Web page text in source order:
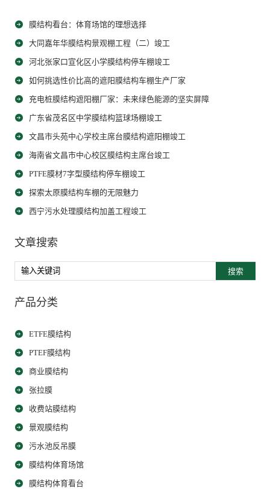
膜结构看台：体育场馆的理想选择
大同嘉年华膜结构景观棚工程（二）竣工
河北张家口宣化区小学膜结构停车棚竣工
如何挑选性价比高的遮阳膜结构车棚生产厂家
充电桩膜结构遮阳棚厂家：未来绿色能源的坚实屏障
广东省茂名区中学膜结构篮球场棚竣工
文昌市头苑中心学校主席台膜结构遮阳棚竣工
海南省文昌市中心校区膜结构主席台竣工
PTFE膜材7字型膜结构停车棚竣工
探索太原膜结构车棚的无限魅力
西宁污水处理膜结构加盖工程竣工
文章搜索
搜索
产品分类
ETFE膜结构
PTEF膜结构
商业膜结构
张拉膜
收费站膜结构
景观膜结构
污水池反吊膜
膜结构体育场馆
膜结构体育看台